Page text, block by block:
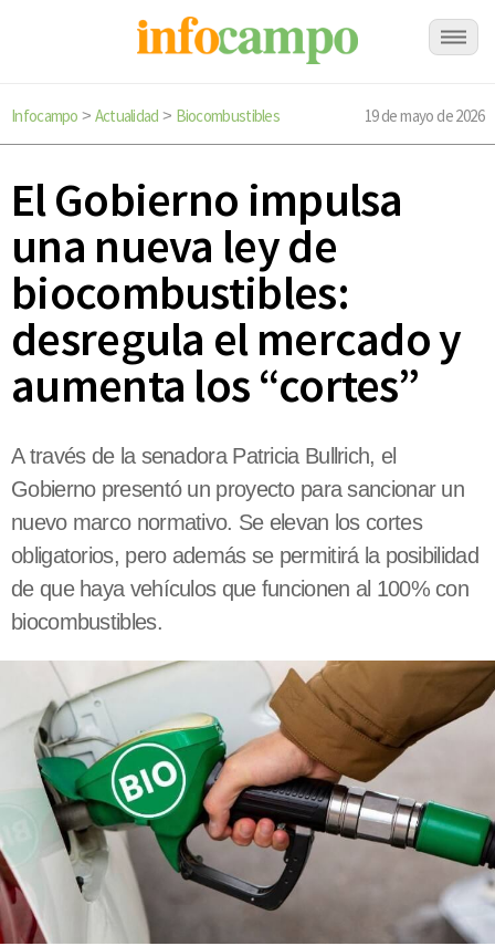
Infocampo > Actualidad > Biocombustibles 19 de mayo de 2026
El Gobierno impulsa
una nueva ley de
biocombustibles:
desregula el mercado y
aumenta los “cortes”
A través de la senadora Patricia Bullrich, el
Gobierno presentó un proyecto para sancionar un
nuevo marco normativo. Se elevan los cortes
obligatorios, pero además se permitirá la posibilidad
de que haya vehículos que funcionen al 100% con
biocombustibles.